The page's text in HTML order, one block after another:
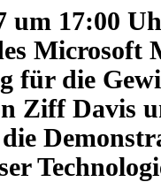
um 17:00
Microsoft
für die
Ziff Davis